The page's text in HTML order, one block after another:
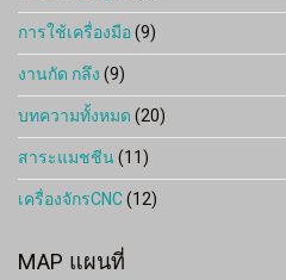
การใช้เครื่องมือ(9)
งานกัด กลึง(9)
บทความทั้งหมด(20)
สาระแมชชีน(11)
เครื่องจักรCNC(12)
MAP แผนที่